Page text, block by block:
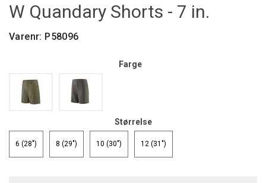
W Quandary Shorts - 7 in.
Varenr: P58096
Farge
Størrelse
6 (28") 8 (29") 10 (30") 12 (31")